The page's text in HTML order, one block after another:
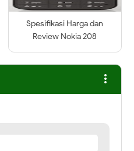
Spesifikasi Harga dan
Review Nokia 208
more_vert